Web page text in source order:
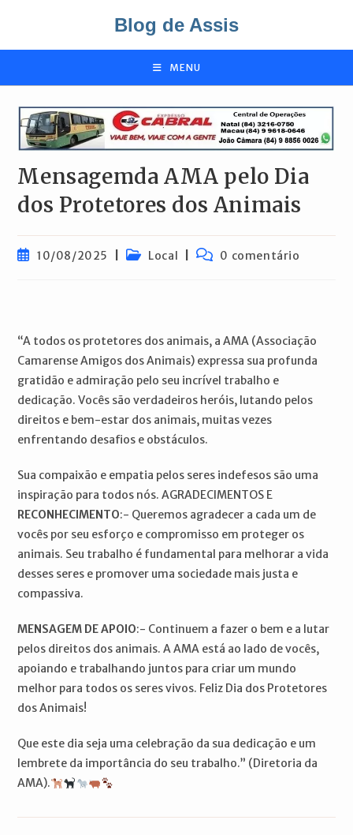
o
Blog de Assis
MENU
Mensagemda AMA pelo Dia
dos Protetores dos Animais
Post10/08/2025
Categoria
Local
Comentários
0 comentário
“A todos os protetores dos animais, a AMA (Associação
Camarense Amigos dos Animais) expressa sua profunda
gratidão e admiração pelo seu incrível trabalho e
dedicação. Vocês são verdadeiros heróis, lutando pelos
direitos e bem-estar dos animais, muitas vezes
enfrentando desafios e obstáculos.
Sua compaixão e empatia pelos seres indefesos são uma
inspiração para todos nós. AGRADECIMENTOS E
RECONHECIMENTO:- Queremos agradecer a cada um de
vocês por seu esforço e compromisso em proteger os
animais. Seu trabalho é fundamental para melhorar a vida
desses seres e promover uma sociedade mais justa e
compassiva.
MENSAGEM DE APOIO:- Continuem a fazer o bem e a lutar
pelos direitos dos animais. A AMA está ao lado de vocês,
apoiando e trabalhando juntos para criar um mundo
melhor para todos os seres vivos. Feliz Dia dos Protetores
dos Animais!
Que este dia seja uma celebração da sua dedicação e um
lembrete da importância do seu trabalho.” (Diretoria da
AMA).